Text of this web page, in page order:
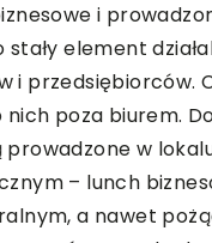
i
element
i przedsiębiorców.
nich poza biurem.
prowadzone w
– lunch
a nawet